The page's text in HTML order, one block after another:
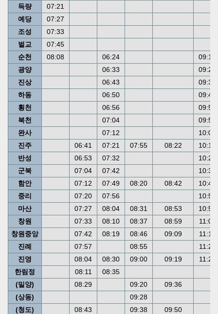
득량
07:21
예당
07:27
조성
07:33
벌교
07:45
순천
08:08 06:24
09:18
광양
06:33
09:27
진상
06:43
09:37
하동
06:50
09:44
횡천
06:56
09:50
북천
07:04
09:58
완사
07:12
10:06
진주
06:41 07:21 07:55 08:22
10:15
반성
06:53 07:32
10:26
군북
07:04 07:42
10:36
함안
07:12 07:49 08:20 08:42
10:43
중리
07:20 07:56
10:50
마산
07:27 08:04 08:31 08:53
10:58
창원
07:33 08:10 08:37 08:59
11:04
창원중앙
07:42 08:19 08:46 09:09
11:13
진례
07:57 08:55
11:21
진영
08:04 08:30 09:00 09:19
11:27
한림정
08:11
08:35
(밀양)
08:29 09:20
09:36
(상동)
09:28
(청도)
08:43 09:38 09:50